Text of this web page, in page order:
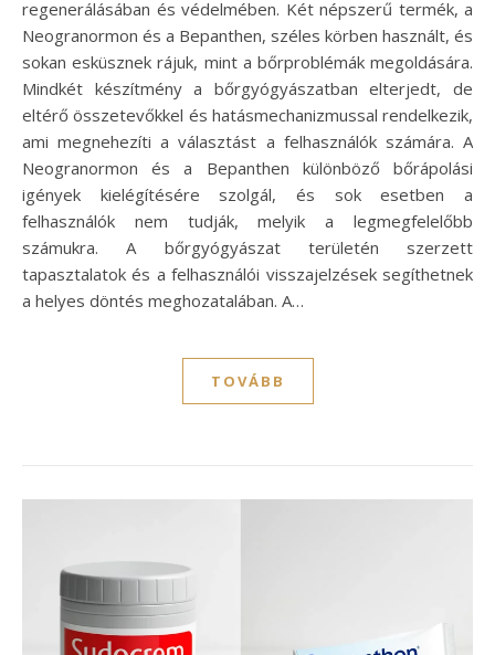
regenerálásában és védelmében. Két népszerű termék, a
Neogranormon és a Bepanthen, széles körben használt, és
sokan esküsznek rájuk, mint a bőrproblémák megoldására.
Mindkét készítmény a bőrgyógyászatban elterjedt, de
eltérő összetevőkkel és hatásmechanizmussal rendelkezik,
ami megnehezíti a választást a felhasználók számára. A
Neogranormon és a Bepanthen különböző bőrápolási
igények kielégítésére szolgál, és sok esetben a
felhasználók nem tudják, melyik a legmegfelelőbb
számukra. A bőrgyógyászat területén szerzett
tapasztalatok és a felhasználói visszajelzések segíthetnek
a helyes döntés meghozatalában. A…
TOVÁBB